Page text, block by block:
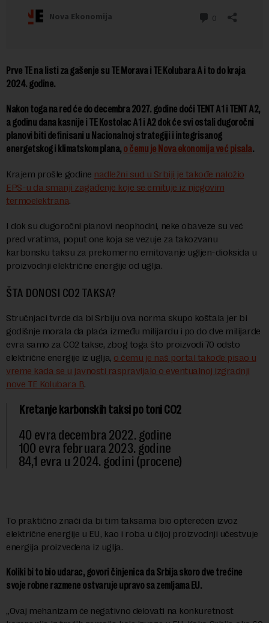
Prve TE na listi za gašenje su TE Morava i TE Kolubara A i to do kraja
2024. godine.
Nakon toga na red će do decembra 2027. godine doći TENT A1 i TENT A2,
a godinu dana kasnije i TE Kostolac A1 i A2 dok će svi ostali dugoročni
planovi biti definisani u Nacionalnoj strategiji i integrisanog
energetskog i klimatskom plana, o čemu je Nova ekonomija već pisala.
Krajem prošle godine nadležni sud u Srbiji je takođe naložio
EPS-u da smanji zagađenje koje se emituje iz njegovim
termoelektrana.
I dok su dugoročni planovi neophodni, neke obaveze su već
pred vratima, poput one koja se vezuje za takozvanu
karbonsku taksu za prekomerno emitovanje ugljen-dioksida u
proizvodnji električne energije od uglja.
ŠTA DONOSI CO2 TAKSA?
Stručnjaci tvrde da bi Srbiju ova norma skupo koštala jer bi
godišnje morala da plaća između milijardu i po do dve milijarde
evra samo za CO2 takse, zbog toga što proizvodi 70 odsto
električne energije iz uglja, o čemu je naš portal takođe pisao u
vreme kada se u javnosti raspravljalo o eventualnoj izgradnji
nove TE Kolubara B.
Kretanje karbonskih taksi po toni CO2
40 evra decembra 2022. godine
100 evra februara 2023. godine
84,1 evra u 2024. godini (procene)
To praktično znači da bi tim taksama bio opterećen izvoz
električne energije u EU, kao i roba u čijoj proizvodnji učestvuje
energija proizvedena iz uglja.
Koliki bi to bio udarac, govori činjenica da Srbija skoro dve trećine
svoje robne razmene ostvaruje upravo sa zemljama EU.
„Ovaj mehanizam će negativno delovati na konkuretnost